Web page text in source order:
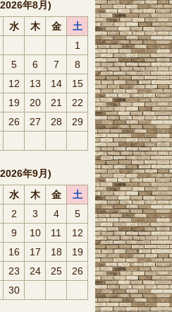
年8月)
水 木 金
土
1
5 6 7
8
12 13 14
15
19 20 21
22
26 27 28
29
年9月)
水 木 金
土
2 3 4
5
9 10 11
12
16 17 18
19
23 24 25
26
30